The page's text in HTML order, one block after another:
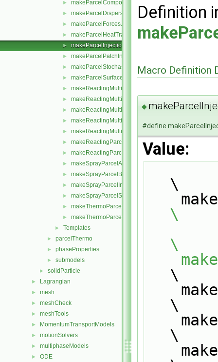
► makeParcelCompositionModels.H
► makeParcelDispersionModels.H
► makeParcelForces.H
► makeParcelHeatTransferModels.H
► makeParcelInjectionModels.H
► makeParcelPatchInteractionModels.H
► makeParcelStochasticCollisionModels.H
► makeParcelSurfaceFilmModels.H
► makeReactingMultiphaseParcelCompositionModels.H
►
► makeReactingMultiphaseParcelInjectionModels.H
►
►
► makeReactingParcelInjectionModels.H
► makeReactingParcelPhaseChangeModels.H
► makeSprayParcelAtomisationModels.H
► makeSprayParcelBreakupModels.H
► makeSprayParcelInjectionModels.H
► makeSprayParcelStochasticCollisionModels.H
► makeThermoParcelForces.H
► makeThermoParcelInjectionModels.H
► Templates
► parcelThermo
► phaseProperties
► submodels
► solidParticle
► Lagrangian
► mesh
► meshCheck
► meshTools
► MomentumTransportModels
► motionSolvers
► multiphaseModels
► ODE
Definition
Macro Definition
◆
#define
Value:
\
\
\
\
\
\